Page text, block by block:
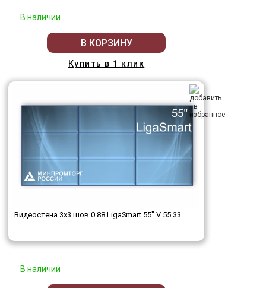
В наличии
В КОРЗИНУ
Купить в 1 клик
Видеостена 3x3 шов 0.88 LigaSmart 55" V 55.33
В наличии